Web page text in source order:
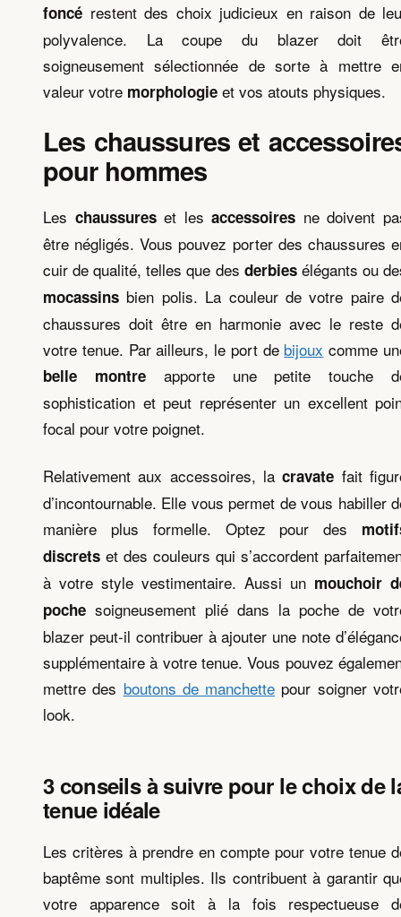
foncé restent des choix judicieux en raison de
polyvalence. La coupe du blazer doit
soigneusement sélectionnée de sorte à mettre
valeur votre morphologie et vos atouts physiques.
Les chaussures et
pour hommes
Les chaussureset lesaccessoires ne doivent
être négligés. Vous pouvez porter des chaussures
cuir de qualité, telles que des derbiesélégants ou
mocassins bien polis. La couleur de votre paire
chaussures doit être en harmonie avec le reste
votre tenue. Par ailleurs, le port de bijoux comme
belle montreapporte une petite touche
sophistication et peut représenter un excellent
focal pour votre poignet.
Relativement aux accessoires, lacravate fait
d’incontournable. Elle vous permet de vous habiller
manière plus formelle. Optez pour des
discrets et des couleurs qui s’accordent
à votre style vestimentaire. Aussi un mouchoir
poche soigneusement plié dans la poche de
blazer peut-il contribuer à ajouter une note
supplémentaire à votre tenue. Vous pouvez
mettre des boutons de manchette pour soigner
look.
3 conseils à suivre pour le choix de
tenue idéale
Les critères à prendre en compte pour votre tenue
baptême sont multiples. Ils contribuent à garantir
votre apparence soit à la fois respectueuse